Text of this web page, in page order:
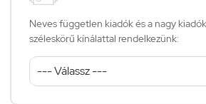
Neves független kiadók és a nagy
széleskörű kínálattal rendelkezünk: